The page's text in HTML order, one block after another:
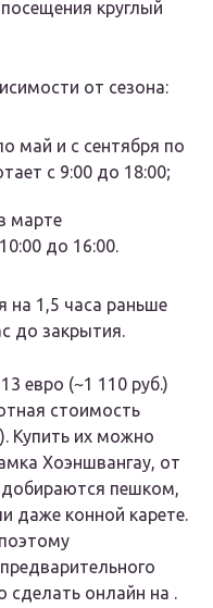
круглый
от сезона:
май и с сентября по
с 9:00 до 18:00;
марте
до 16:00.
на 1,5 часа раньше
до закрытия.
евро (~1 110 руб.)
стоимость
Купить их можно
Хоэншвангау, от
пешком,
даже конной карете.
сделать онлайн на .